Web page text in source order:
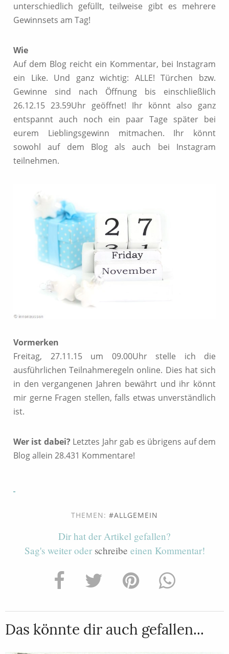
unterschiedlich gefüllt, teilweise gibt es mehrere
Gewinnsets am Tag!
Wie
Auf dem Blog reicht ein Kommentar, bei Instagram
ein Like. Und ganz wichtig: ALLE! Türchen bzw.
Gewinne sind nach Öffnung bis einschließlich
26.12.15 23.59Uhr geöffnet! Ihr könnt also ganz
entspannt auch noch ein paar Tage später bei
eurem Lieblingsgewinn mitmachen. Ihr könnt
sowohl auf dem Blog als auch bei Instagram
teilnehmen.
Vormerken
Freitag, 27.11.15 um 09.00Uhr stelle ich die
ausführlichen Teilnahmeregeln online. Dies hat sich
in den vergangenen Jahren bewährt und ihr könnt
mir gerne Fragen stellen, falls etwas unverständlich
ist.
Wer ist dabei?Letztes Jahr gab es übrigens auf dem
Blog allein 28.431 Kommentare!
THEMEN: ALLGEMEIN
Dir hat der Artikel gefallen?
Sag's weiter oder schreibe einen Kommentar!
Das könnte dir auch gefallen...